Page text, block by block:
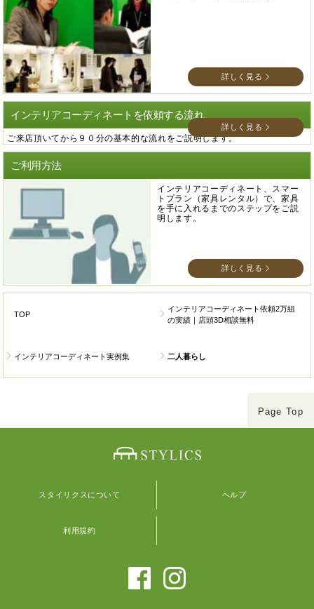
詳しく見る
インテリアコーディネートを依頼する流れ
ご来店頂いてから９０分の基本的な流れをご説明します。
詳しく見る
ご利用方法
インテリアコーディネート、スマー
トプラン（家具レンタル）で、家具
を手に入れるまでのステップをご説
明します。
詳しく見る
TOP
インテリアコーディネート依頼2万組
の実績｜店頭3D相談無料
インテリアコーディネート実例集 二人暮らし
Page Top
スタイリクスについて ヘルプ
利用規約